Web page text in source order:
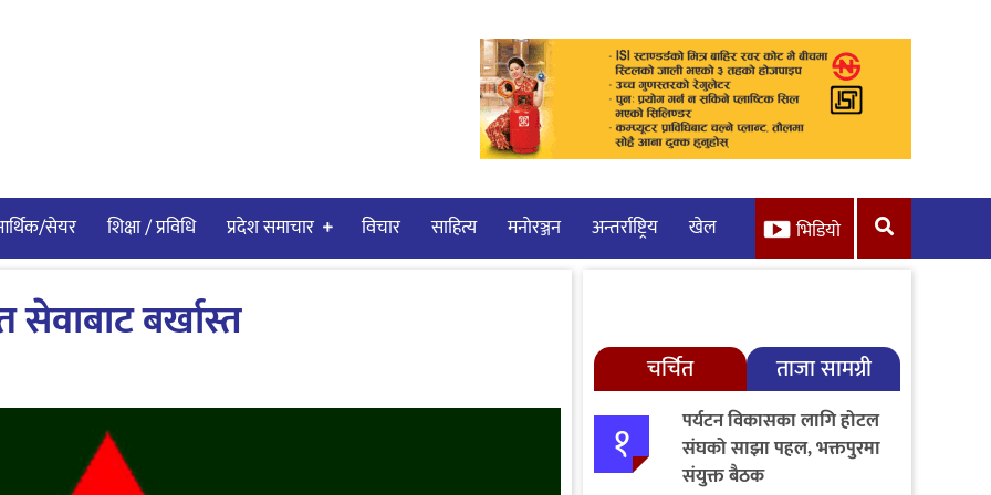
सेयर शिक्षा / प्रविधि प्रदेश समाचार विचार साहित्य मनाेरञ्जन अन्तर्राष्ट्रिय खेल भिडियो
बर्खास्त
चर्चित ताजा सामग्री
१
पर्यटन विकासका लागि होटल
संघको साझा पहल, भक्तपुरमा
संयुक्त बैठक